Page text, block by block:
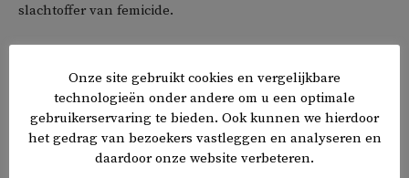
slachtoffer van femicide.
Istanbulconventie, een internationaal verdrag om geweld
tegen vrouwen tegen te gaan. Conservatieve Turken, de
Partij van Rechtvaardigheid en Ontwikkeling AKP van
president Recep Tayyip Erdogan voorop, zijn van mening
Onze site gebruikt cookies en vergelijkbare
technologieën onder andere om u een optimale
gebruikerservaring te bieden. Ook kunnen we hierdoor
het gedrag van bezoekers vastleggen en analyseren en
daardoor onze website verbeteren.